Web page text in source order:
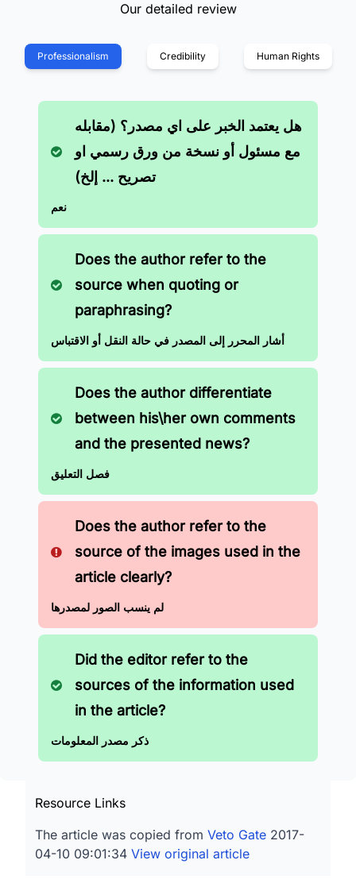
Our detailed review
Professionalism Credibility Human Rights
هل يعتمد الخبر على اي مصدر؟ (مقابله
مع مسئول أو نسخة من ورق رسمي او
تصريح ... إلخ)
نعم
Does the author refer to the
source when quoting or
paraphrasing?
أشار المحرر إلى المصدر في حالة النقل أو الاقتباس
Does the author differentiate
between his\her own comments
and the presented news?
فصل التعليق
Does the author refer to the
source of the images used in the
article clearly?
لم ينسب الصور لمصدرها
Did the editor refer to the
sources of the information used
in the article?
ذكر مصدر المعلومات
Resource Links
The article was copied from Veto Gate 2017-
04-10 09:01:34 View original article